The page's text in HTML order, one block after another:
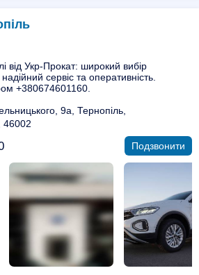
від Укр-Прокат: широкий вибір
надійний сервіс та оперативність.
+380674601160.
9а, Тернопіль,
46002
Подзвонити